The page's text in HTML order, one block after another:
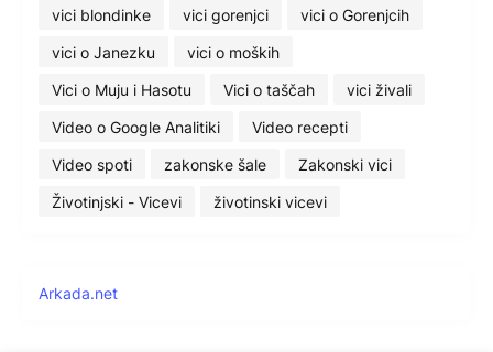
vici blondinke
vici gorenjci
vici o Gorenjcih
vici o Janezku
vici o moških
Vici o Muju i Hasotu
Vici o taščah
vici živali
Video o Google Analitiki
Video recepti
Video spoti
zakonske šale
Zakonski vici
Životinjski - Vicevi
životinski vicevi
Arkada.net